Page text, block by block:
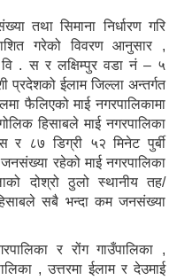
तथा सिमाना निर्धारण गरि
गरेको विवरण आनुसार ,
वि . स र लक्षिम्पुर वडा नं – ५
प्रदेशको ईलाम जिल्ला अन्तर्गत
फैलिएको माई नगरपालिकामा
हिसाबले माई नगरपालिका
र ८७ डिग्री ५२ मिनेट पुर्बी
रहेको माई नगरपालिका
दोश्रो ठुलो स्थानीय तह/
सबै भन्दा कम जनसंख्या
र रोंग गाउँपालिका ,
, उत्तरमा ईलाम र देउमाई